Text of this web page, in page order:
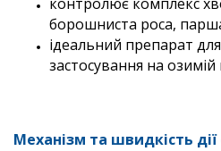
борошниста роса,
ідеальний препарат
застосування на
Механізм та швидкість